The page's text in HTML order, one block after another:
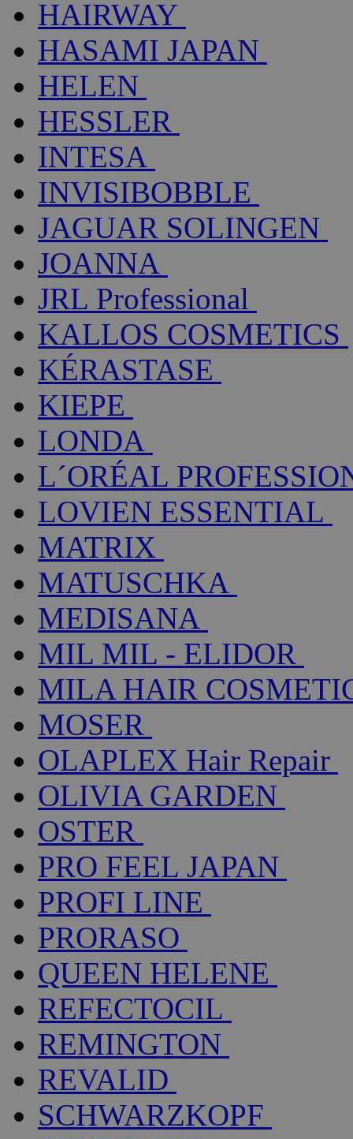
HAIRWAY
HASAMI JAPAN
HELEN
HESSLER
INTESA
INVISIBOBBLE
JAGUAR SOLINGEN
JOANNA
JRL Professional
KALLOS COSMETICS
KÉRASTASE
KIEPE
LONDA
L´ORÉAL
LOVIEN ESSENTIAL
MATRIX
MATUSCHKA
MEDISANA
MIL MIL - ELIDOR
MILA HAIR
MOSER
OLAPLEX Hair Repair
OLIVIA GARDEN
OSTER
PRO FEEL JAPAN
PROFI LINE
PRORASO
QUEEN HELENE
REFECTOCIL
REMINGTON
REVALID
SCHWARZKOPF